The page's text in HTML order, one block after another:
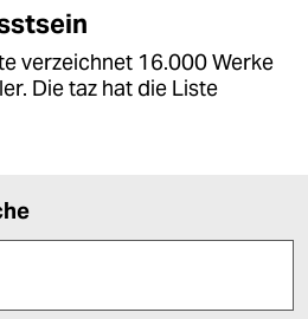
verzeichnet 16.000 Werke
Die taz hat die Liste